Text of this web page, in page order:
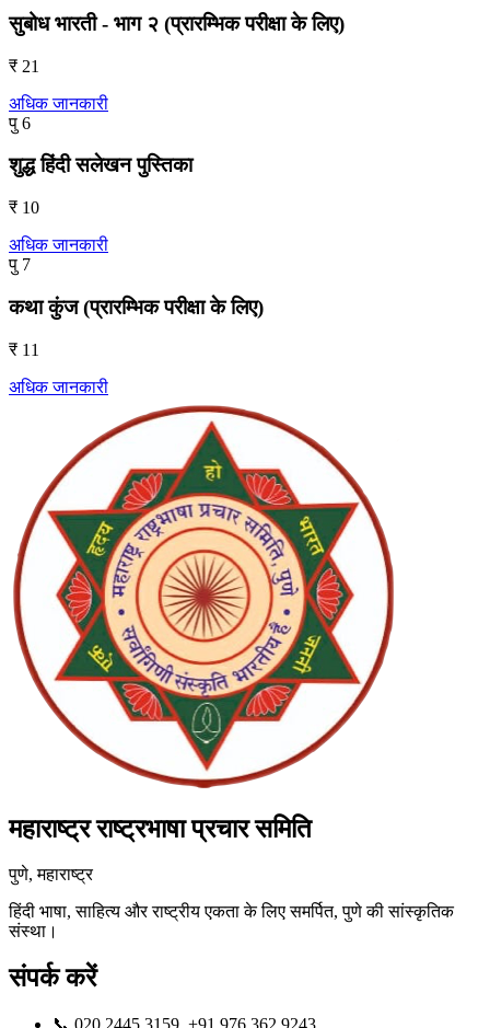
सुबोध भारती - भाग २ (प्रारम्भिक परीक्षा के लिए)
₹ 21
अधिक जानकारी
पु 6
शुद्ध हिंदी सलेखन पुस्तिका
₹ 10
अधिक जानकारी
पु 7
कथा कुंज (प्रारम्भिक परीक्षा के लिए)
₹ 11
अधिक जानकारी
महाराष्ट्र राष्ट्रभाषा प्रचार समिति
पुणे, महाराष्ट्र
हिंदी भाषा, साहित्य और राष्ट्रीय एकता के लिए समर्पित, पुणे की सांस्कृतिक
संस्था।
संपर्क करें